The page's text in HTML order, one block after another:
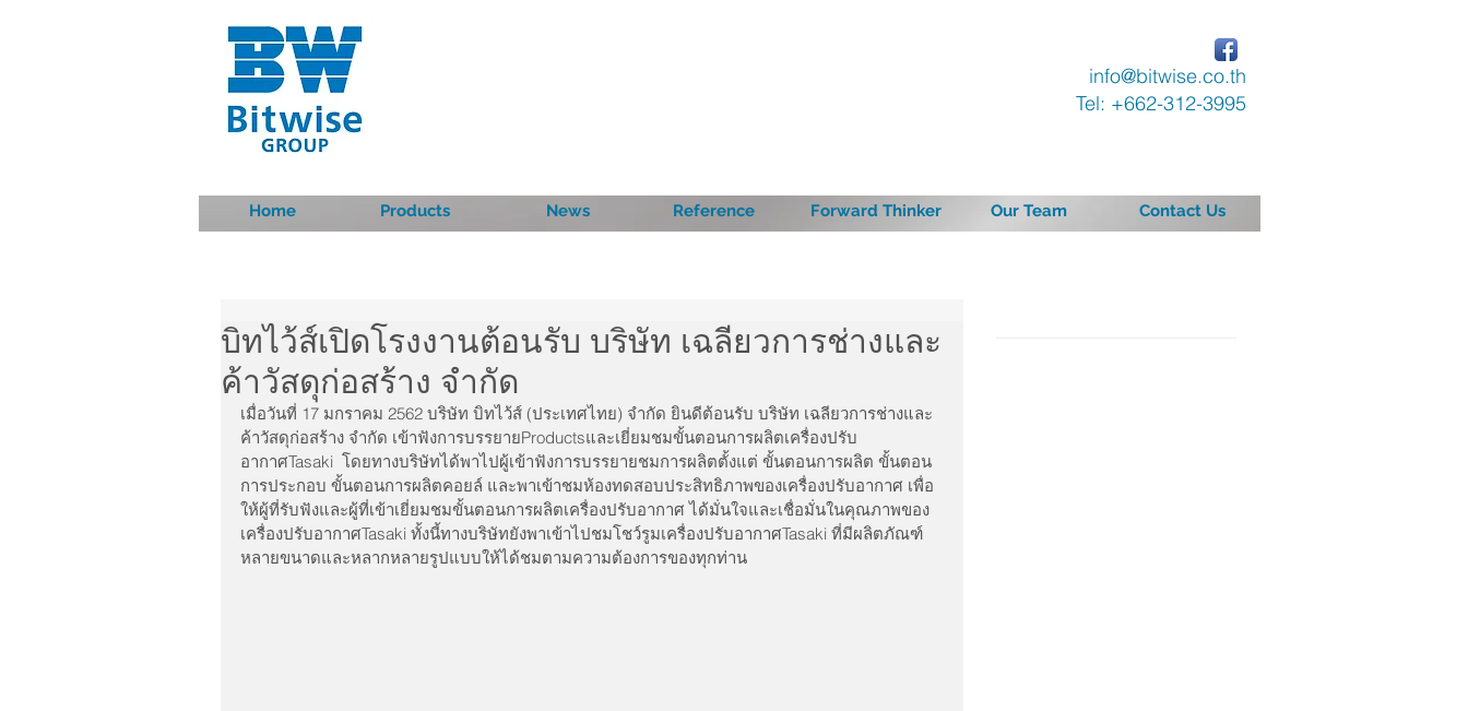
info@bitwise.co.th
Tel: +662-312-3995
Home Products News Reference Forward Thinker Our Team Contact Us
บิทไว้ส์เปิดโรงงานต้อนรับ บริษัท เฉลียวการช่างและ
ค้าวัสดุก่อสร้าง จำกัด
เมื่อวันที่ 17 มกราคม 2562 บริษัท บิทไว้ส์ (ประเทศไทย) จำกัด ยินดีต้อนรับ บริษัท เฉลียวการช่างและ
ค้าวัสดุก่อสร้าง จำกัด เข้าฟังการบรรยายProductsและเยี่ยมชมขั้นตอนการผลิตเครื่องปรับ
อากาศTasaki  โดยทางบริษัทได้พาไปผู้เข้าฟังการบรรยายชมการผลิตตั้งแต่ ขั้นตอนการผลิต ขั้นตอน
การประกอบ ขั้นตอนการผลิตคอยล์ และพาเข้าชมห้องทดสอบประสิทธิภาพของเครื่องปรับอากาศ เพื่อ
ให้ผู้ที่รับฟังและผู้ที่เข้าเยี่ยมชมขั้นตอนการผลิตเครื่องปรับอากาศ ได้มั่นใจและเชื่อมั่นในคุณภาพของ
เครื่องปรับอากาศTasaki ทั้งนี้ทางบริษัทยังพาเข้าไปชมโชว์รูมเครื่องปรับอากาศTasaki ที่มีผลิตภัณฑ์
หลายขนาดและหลากหลายรูปแบบให้ได้ชมตามความต้องการของทุกท่าน